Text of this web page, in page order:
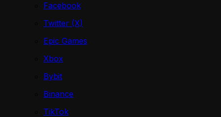
Facebook
Twitter (X)
Epic Games
Xbox
Bybit
Binance
TikTok